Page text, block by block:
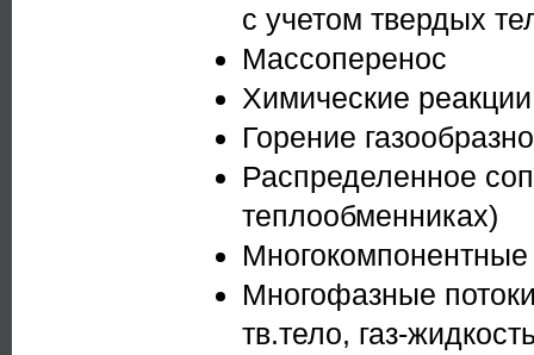
с учетом твердых
Массоперенос
Химические реакции
Горение
Распределенное
теплообменниках)
Многокомпонентные
Многофазные
тв.тело, газ-